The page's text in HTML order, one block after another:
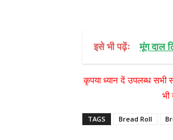
इसे भी पढ़ेंः मूंग दाल
कृपया ध्यान दें उपलब्ध सभी
TAGS Bread Roll